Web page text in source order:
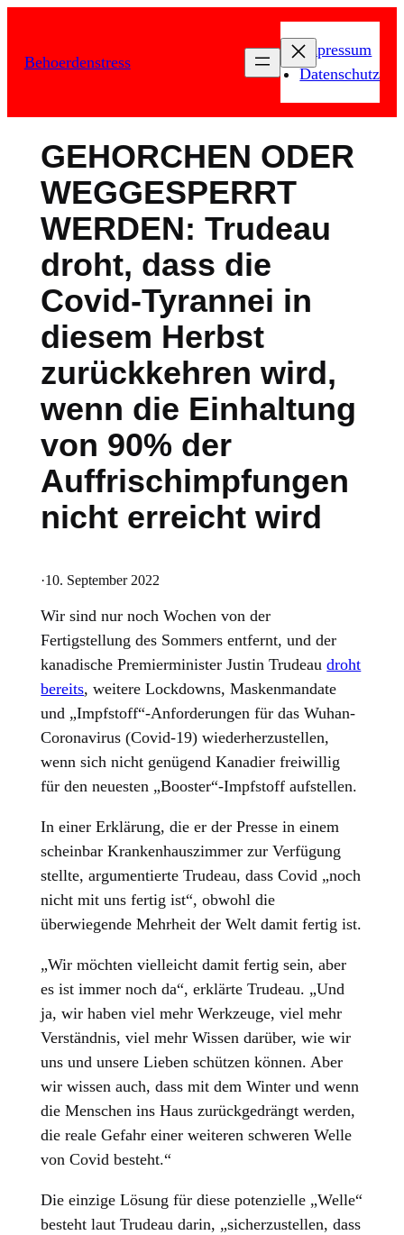
springen
Behoerdenstress
Impressum
Datenschutz
GEHORCHEN ODER
WEGGESPERRT
WERDEN: Trudeau
droht, dass die
Covid-Tyrannei in
diesem Herbst
zurückkehren wird,
wenn die Einhaltung
von 90% der
Auffrischimpfungen
nicht erreicht wird
·10. September 2022
Wir sind nur noch Wochen von der
Fertigstellung des Sommers entfernt, und der
kanadische Premierminister Justin Trudeaudroht
bereits, weitere Lockdowns, Maskenmandate
und „Impfstoff“-Anforderungen für das Wuhan-
Coronavirus (Covid-19) wiederherzustellen,
wenn sich nicht genügend Kanadier freiwillig
für den neuesten „Booster“-Impfstoff aufstellen.
In einer Erklärung, die er der Presse in einem
scheinbar Krankenhauszimmer zur Verfügung
stellte, argumentierte Trudeau, dass Covid „noch
nicht mit uns fertig ist“, obwohl die
überwiegende Mehrheit der Welt damit fertig ist.
„Wir möchten vielleicht damit fertig sein, aber
es ist immer noch da“, erklärte Trudeau. „Und
ja, wir haben viel mehr Werkzeuge, viel mehr
Verständnis, viel mehr Wissen darüber, wie wir
uns und unsere Lieben schützen können. Aber
wir wissen auch, dass mit dem Winter und wenn
die Menschen ins Haus zurückgedrängt werden,
die reale Gefahr einer weiteren schweren Welle
von Covid besteht.“
Die einzige Lösung für diese potenzielle „Welle“
besteht laut Trudeau darin, „sicherzustellen, dass